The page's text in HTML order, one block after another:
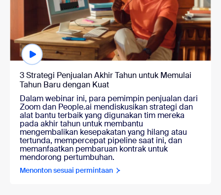
3 Strategi Penjualan Akhir Tahun untuk Memulai
Tahun Baru dengan Kuat
Dalam webinar ini, para pemimpin penjualan dari
Zoom dan People.ai mendiskusikan strategi dan
alat bantu terbaik yang digunakan tim mereka
pada akhir tahun untuk membantu
mengembalikan kesepakatan yang hilang atau
tertunda, mempercepat pipeline saat ini, dan
memanfaatkan pembaruan kontrak untuk
mendorong pertumbuhan.
Menonton sesuai permintaan